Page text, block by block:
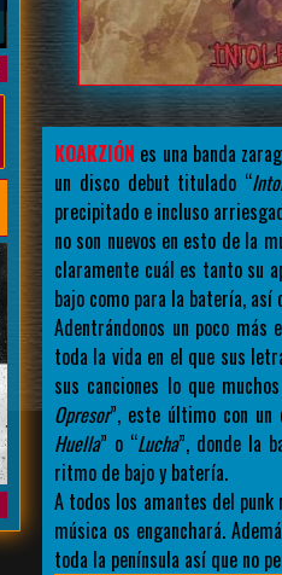
KOAKZIÓN es una banda
un disco debut titulado “
precipitado e incluso
no son nuevos en esto de la
claramente cuál es tanto su
bajo como para la batería,
Adentrándonos un poco más
toda la vida en el que sus
sus canciones lo que
Opresor”, este último con un
Huella” o “Lucha”, donde la
ritmo de bajo y batería.
A todos los amantes del
música os enganchará.
toda la península así que no